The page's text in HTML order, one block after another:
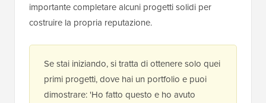
importante completare alcuni progetti solidi per
costruire la propria reputazione.
Se stai iniziando, si tratta di ottenere solo quei
primi progetti, dove hai un portfolio e puoi
dimostrare: 'Ho fatto questo e ho avuto